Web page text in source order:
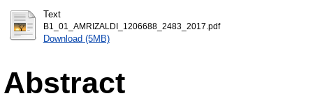
Text
B1_01_AMRIZALDI_1206688_2483_2017.pdf
Download (5MB)
Abstract